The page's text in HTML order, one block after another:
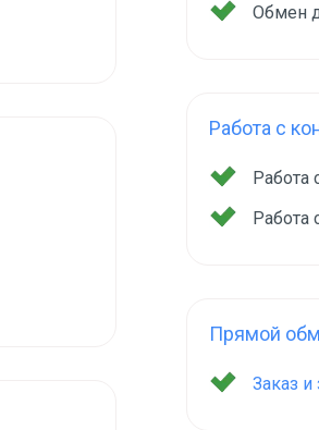
Обмен
Работа с
Работа
Работа
Прямой
Заказ